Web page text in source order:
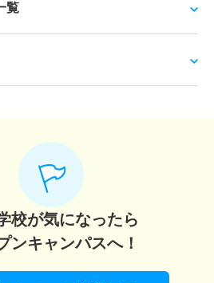
覧
校が気になったら
ンキャンパスへ！